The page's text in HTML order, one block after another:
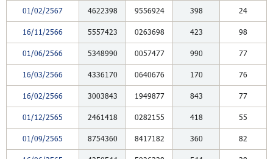
01/02/2567 4622398 9556924 398 24
16/11/2566 5557423 0263698 423 98
01/06/2566 5348990 0057477 990 77
16/03/2566 4336170 0640676 170 76
16/02/2566 3003843 1949877 843 77
01/12/2565 2461418 0282155 418 55
01/09/2565 8754360 8417182 360 82